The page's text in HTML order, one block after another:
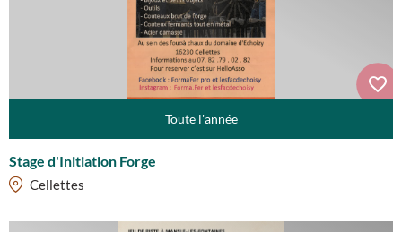
Toute l'année
Stage d'Initiation Forge
Cellettes